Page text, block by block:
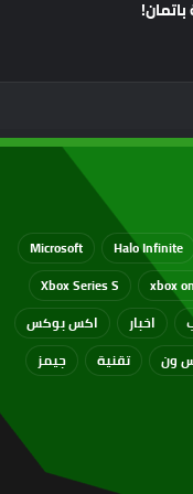
Halo Infinite
Microsoft
xbox
Xbox Series S
اخبار
اكس بوكس
ون تقنية جيمز